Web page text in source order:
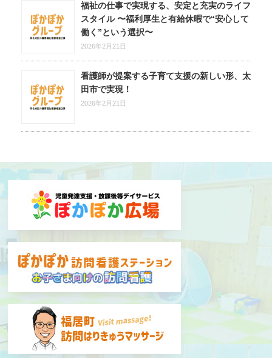
福祉の仕事で実現する、安定と充実のライフ
スタイル 〜福利厚生と有給休暇で“安心して
働く”という選択〜
2026年2月21日
看護師が提案する子育て支援の新しい形、太
田市で実現！
2026年2月21日